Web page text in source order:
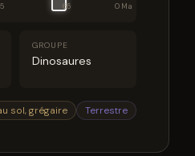
66 0 Ma
GROUPE
Dinosaures
sol, grégaire Terrestre